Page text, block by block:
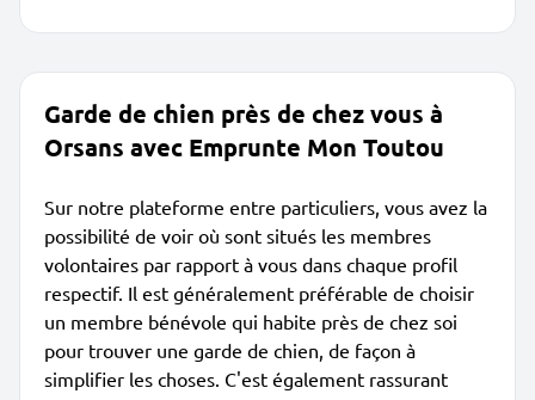
Garde de chien près de chez vous à
Orsans avec Emprunte Mon Toutou
Sur notre plateforme entre particuliers, vous avez la
possibilité de voir où sont situés les membres
volontaires par rapport à vous dans chaque profil
respectif. Il est généralement préférable de choisir
un membre bénévole qui habite près de chez soi
pour trouver une garde de chien, de façon à
simplifier les choses. C'est également rassurant